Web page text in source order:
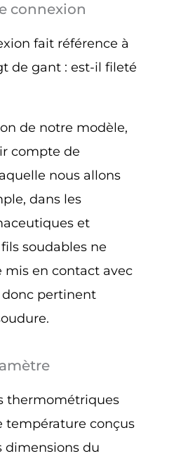
connexion
fait référence à
de gant : est-il fileté
de notre modèle,
compte de
nous allons
dans les
et
soudables ne
mis en contact avec
donc pertinent
thermométriques
température conçus
dimensions du